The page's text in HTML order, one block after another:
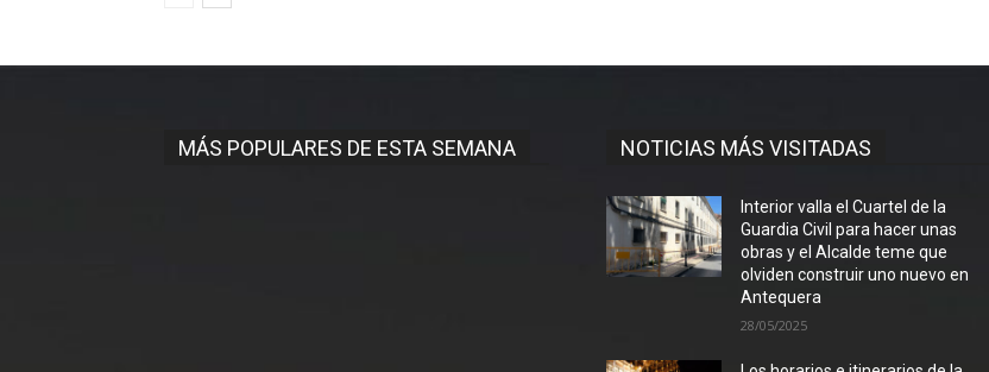
MÁS POPULARES DE ESTA SEMANA NOTICIAS MÁS VISITADAS
Interior valla el Cuartel de la
Guardia Civil para hacer unas
obras y el Alcalde teme que
olviden construir uno nuevo en
Antequera
28/05/2025